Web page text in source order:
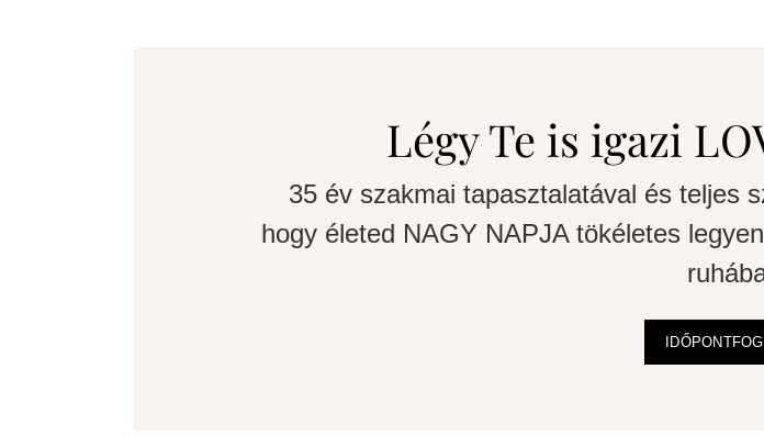
Légy Te is igazi
35 év szakmai tapasztalatával és teljes
hogy életed NAGY NAPJA tökéletes